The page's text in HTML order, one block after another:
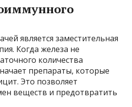
является заместительная
Когда железа не
количества
препараты, которые
Это позволяет
веществ и предотвратить